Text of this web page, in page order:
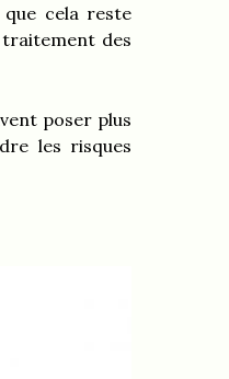
cela reste
traitement des
poser plus
les risques